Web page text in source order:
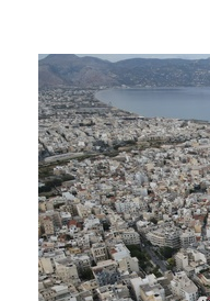
2012
2011
2010
2006
ΤΟΠΟΣ